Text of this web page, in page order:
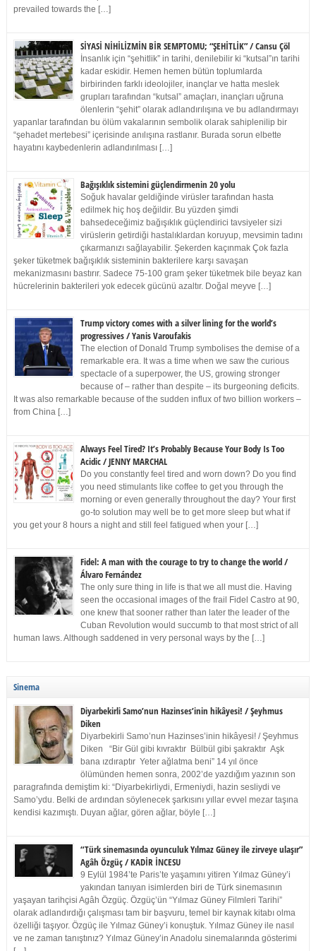
prevailed towards the […]
SİYASİ NİHİLİZMİN BİR SEMPTOMU; “ŞEHİTLİK” / Cansu Çöl
İnsanlık için “şehitlik” in tarihi, denilebilir ki “kutsal”ın tarihi
kadar eskidir. Hemen hemen bütün toplumlarda
birbirinden farklı ideolojiler, inançlar ve hatta meslek
grupları tarafından “kutsal” amaçları, inançları uğruna
ölenlerin “şehit” olarak adlandırılışına ve bu adlandırmayı
yapanlar tarafından bu ölüm vakalarının sembolik olarak sahiplenilip bir
“şehadet mertebesi” içerisinde anılışına rastlanır. Burada sorun elbette
hayatını kaybedenlerin adlandırılması […]
Bağışıklık sistemini güçlendirmenin 20 yolu
Soğuk havalar geldiğinde virüsler tarafından hasta
edilmek hiç hoş değildir. Bu yüzden şimdi
bahsedeceğimiz bağışıklık güçlendirici tavsiyeler sizi
virüslerin getirdiği hastalıklardan koruyup, mevsimin tadını
çıkarmanızı sağlayabilir. Şekerden kaçınmak Çok fazla
şeker tüketmek bağışıklık sisteminin bakterilere karşı savaşan
mekanizmasını bastırır. Sadece 75-100 gram şeker tüketmek bile beyaz kan
hücrelerinin bakterileri yok edecek gücünü azaltır. Doğal meyve […]
Trump victory comes with a silver lining for the world’s
progressives / Yanis Varoufakis
The election of Donald Trump symbolises the demise of a
remarkable era. It was a time when we saw the curious
spectacle of a superpower, the US, growing stronger
because of – rather than despite – its burgeoning deficits.
It was also remarkable because of the sudden influx of two billion workers –
from China […]
Always Feel Tired? It’s Probably Because Your Body Is Too
Acidic / JENNY MARCHAL
Do you constantly feel tired and worn down? Do you find
you need stimulants like coffee to get you through the
morning or even generally throughout the day? Your first
go-to solution may well be to get more sleep but what if
you get your 8 hours a night and still feel fatigued when your […]
Fidel: A man with the courage to try to change the world /
Álvaro Fernández
The only sure thing in life is that we all must die. Having
seen the occasional images of the frail Fidel Castro at 90,
one knew that sooner rather than later the leader of the
Cuban Revolution would succumb to that most strict of all
human laws. Although saddened in very personal ways by the […]
Sinema
Diyarbekirli Samo’nun Hazinses’inin hikâyesi! / Şeyhmus
Diken
Diyarbekirli Samo’nun Hazinses’inin hikâyesi! / Şeyhmus
Diken “Bir Gül gibi kıvraktır Bülbül gibi şakraktır Aşk
bana ızdıraptır Yeter ağlatma beni” 14 yıl önce
ölümünden hemen sonra, 2002’de yazdığım yazının son
paragrafında demiştim ki: “Diyarbekirliydi, Ermeniydi, hazin sesliydi ve
Samo’ydu. Belki de ardından söylenecek şarkısını yıllar evvel mezar taşına
kendisi kazımıştı. Duyan ağlar, gören ağlar, böyle […]
“Türk sinemasında oyunculuk Yılmaz Güney ile zirveye ulaşır”
Agâh Özgüç / KADİR İNCESU
9 Eylül 1984’te Paris’te yaşamını yitiren Yılmaz Güney’i
yakından tanıyan isimlerden biri de Türk sinemasının
yaşayan tarihçisi Agâh Özgüç. Özgüç’ün “Yılmaz Güney Filmleri Tarihi”
olarak adlandırdığı çalışması tam bir başvuru, temel bir kaynak kitabı olma
özelliği taşıyor. Özgüç ile Yılmaz Güney’i konuştuk. Yılmaz Güney ile nasıl
ve ne zaman tanıştınız? Yılmaz Güney’in Anadolu sinemalarında gösterimi